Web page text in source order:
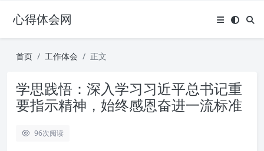
心得体会网
首页 工作体会 正文
学思践悟：深入学习习近平总书记重
要指示精神，始终感恩奋进一流标准
96次阅读